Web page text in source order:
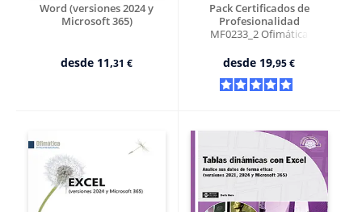
Word (versiones 2024 y
Microsoft 365)
desde 11,31 €
Pack Certificados de
Profesionalidad
MF0233_2 Ofimática
desde 19,95 €